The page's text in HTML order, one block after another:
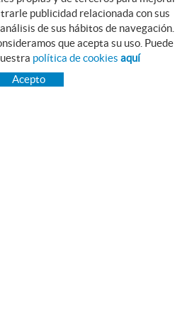
publicidad relacionada con sus
de sus hábitos de navegación.
que acepta su uso. Puede
política de cookies aquí
Acepto